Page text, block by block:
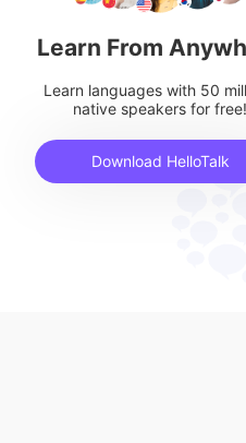
Learn From
Learn languages with 50
native speakers for free!
Download HelloTalk